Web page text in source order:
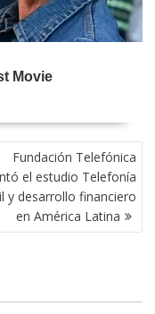
Fundación Telefónica
el estudio Telefonía
y desarrollo financiero
en América Latina